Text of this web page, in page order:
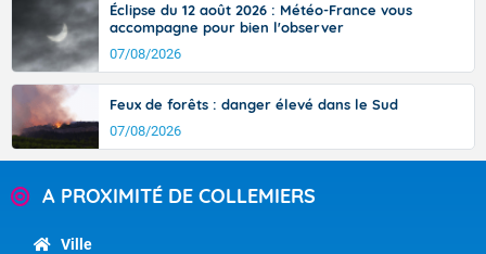
Éclipse du 12 août 2026 : Météo-France vous
accompagne pour bien l'observer
07/08/2026
Feux de forêts : danger élevé dans le Sud
07/08/2026
A PROXIMITÉ DE COLLEMIERS
Ville